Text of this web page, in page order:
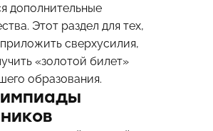
дополнительные
Этот раздел для тех,
приложить сверхусилия,
«золотой билет»
образования.